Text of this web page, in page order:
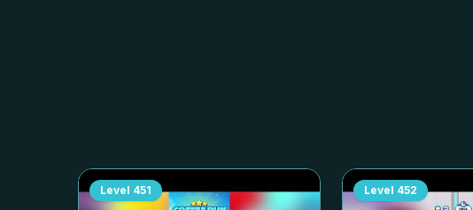
Level 451 Level 452